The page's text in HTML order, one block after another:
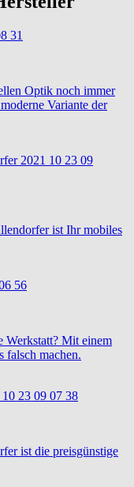
Optik noch immer
Variante der
ist Ihr mobiles
Werkstatt? Mit einem
falsch machen.
ist die preisgünstige